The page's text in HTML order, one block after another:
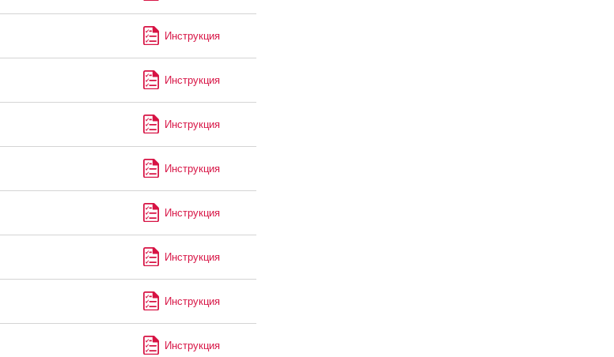
Инструкция
Инструкция
Инструкция
Инструкция
Инструкция
Инструкция
Инструкция
Инструкция